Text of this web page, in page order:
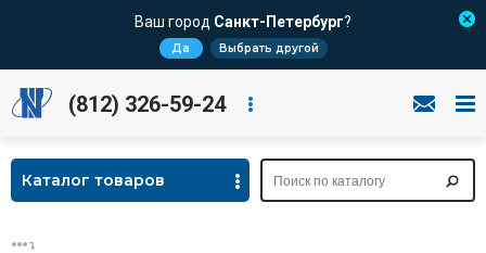
Ваш город Санкт-Петербург?
Да Выбрать другой
(812) 326-59-24
Каталог товаров